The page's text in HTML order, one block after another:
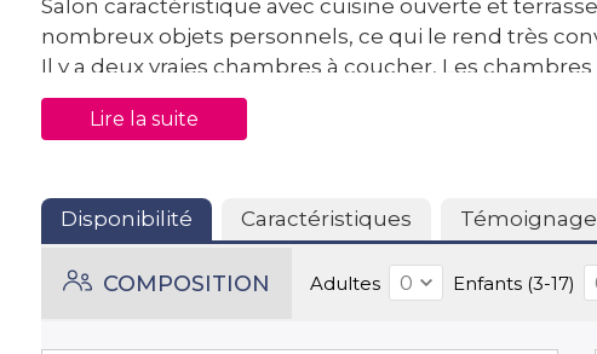
Salon caractéristique avec cuisine ouverte et
nombreux objets personnels, ce qui le rend très
Il y a deux vraies chambres à coucher, Les
les escaliers de la salle de bain (32m2). Les deux
160x 200. Entre ces chambres se trouve une
un lit double de 140 x 190, la dernière pièce est
personnes âgées aventureuses… Ces deux pièces
absolument très basiques et ne peuvent pas être
Lire la suite
Disponibilité Caractéristiques
COMPOSITION Adultes Enfants (3-17)